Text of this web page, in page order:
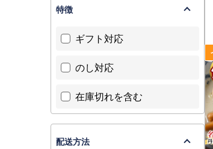
特徴
ギフト対応
のし対応
在庫切れを含む
配送方法